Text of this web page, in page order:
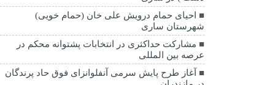
احیای حمام درویش علی خان (حمام خویی)
شهرستان ساری
مشارکت حداکثری در انتخابات پشتوانه محکم در
عرصه بین المللی
آغاز طرح پایش سرمی آنفلوانزای فوق حاد پرندگان